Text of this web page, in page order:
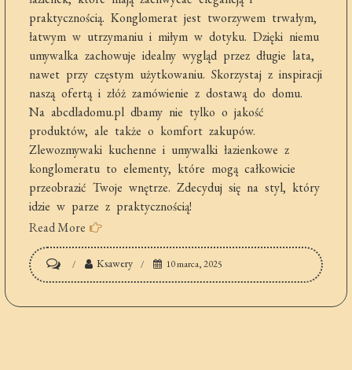
praktycznością. Konglomerat jest tworzywem trwałym,
łatwym w utrzymaniu i miłym w dotyku. Dzięki niemu
umywalka zachowuje idealny wygląd przez długie lata,
nawet przy częstym użytkowaniu. Skorzystaj z inspiracji
naszą ofertą i złóż zamówienie z dostawą do domu.
Na abcdladomu.pl dbamy nie tylko o jakość
produktów, ale także o komfort zakupów.
Zlewozmywaki kuchenne i umywalki łazienkowe z
konglomeratu to elementy, które mogą całkowicie
przeobrazić Twoje wnętrze. Zdecyduj się na styl, który
idzie w parze z praktycznością!
Read More
Umywalki
z
Ksawery 10 marca, 2025